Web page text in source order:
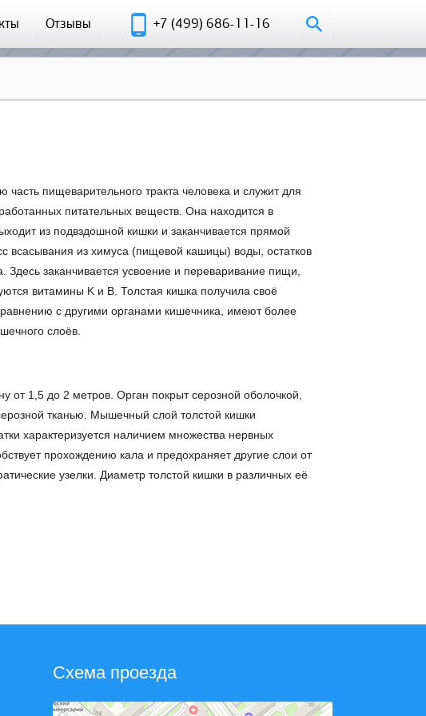
Отзывы +7 (499) 686-11-16
часть пищеварительного тракта человека и служит для
питательных веществ. Она находится в
из подвздошной кишки и заканчивается прямой
всасывания из химуса (пищевой кашицы) воды, остатков
заканчивается усвоение и переваривание пищи,
витамины K и B. Толстая кишка получила своё
с другими органами кишечника, имеют более
слоёв.
от 1,5 до 2 метров. Орган покрыт серозной оболочкой,
тканью. Мышечный слой толстой кишки
характеризуется наличием множества нервных
прохождению кала и предохраняет другие слои от
узелки. Диаметр толстой кишки в различных её
Схема проезда